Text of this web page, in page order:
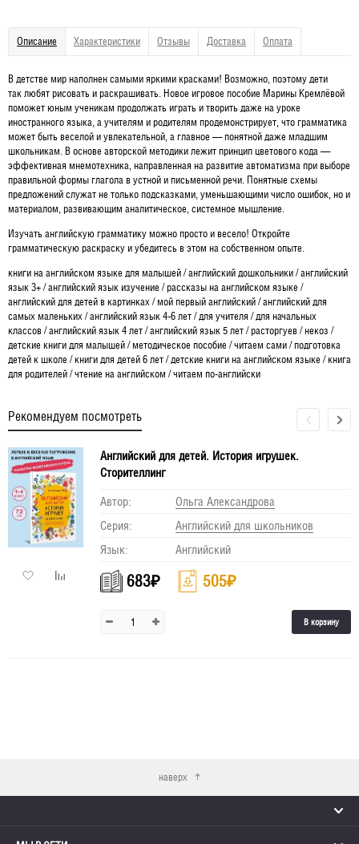
Описание Характеристики Отзывы Доставка Оплата
В детстве мир наполнен самыми яркими красками! Возможно, поэтому дети
так любят рисовать и раскрашивать. Новое игровое пособие Марины Кремлёвой
поможет юным ученикам продолжать играть и творить даже на уроке
иностранного языка, а учителям и родителям продемонстрирует, что грамматика
может быть веселой и увлекательной, а главное — понятной даже младшим
школьникам. В основе авторской методики лежит принцип цветового кода —
эффективная мнемотехника, направленная на развитие автоматизма при выборе
правильной формы глагола в устной и письменной речи. Понятные схемы
предложений служат не только подсказками, уменьшающими число ошибок, но и
материалом, развивающим аналитическое, системное мышление.
Изучать английскую грамматику можно просто и весело! Откройте
грамматическую раскраску и убедитесь в этом на собственном опыте.
книги на английском языке для малышей / английский дошкольники / английский
язык 3+ / английский язык изучение / рассказы на английском языке /
английский для детей в картинках / мой первый английский / английский для
самых маленьких / английский язык 4-6 лет / для учителя / для начальных
классов / английский язык 4 лет / английский язык 5 лет / расторгуев / некоз /
детские книги для малышей / методическое пособие / читаем сами / подготовка
детей к школе / книги для детей 6 лет / детские книги на английском языке / книга
для родителей / чтение на английском / читаем по-английски
Рекомендуем посмотреть
Английский для детей. История игрушек.
Сторителлинг
Автор:
Ольга Александрова
Серия:
Английский для школьников
Язык:
Английский
683₽ 505₽
В корзину
наверх